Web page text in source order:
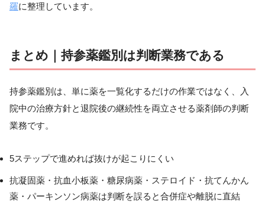
羅に整理しています。
まとめ｜持参薬鑑別は判断業務である
持参薬鑑別は、単に薬を一覧化するだけの作業ではなく、入
院中の治療方針と退院後の継続性を両立させる薬剤師の判断
業務です。
5ステップで進めれば抜けが起こりにくい
抗凝固薬・抗血小板薬・糖尿病薬・ステロイド・抗てんかん
薬・パーキンソン病薬は判断を誤ると合併症や離脱に直結